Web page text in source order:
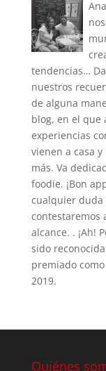
tendencias…
nuestros
de alguna
blog, en el que
experiencias
vienen a casa
más. Va
foodie. ¡Bon
cualquier duda
contestaremos
alcance. . ¡Ah!
sido
premiado
2019.
Quiénes